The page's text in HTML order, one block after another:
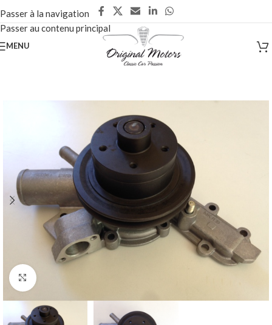
Passer à la navigation
Passer au contenu principal
MENU
Cliquez pour agrandir